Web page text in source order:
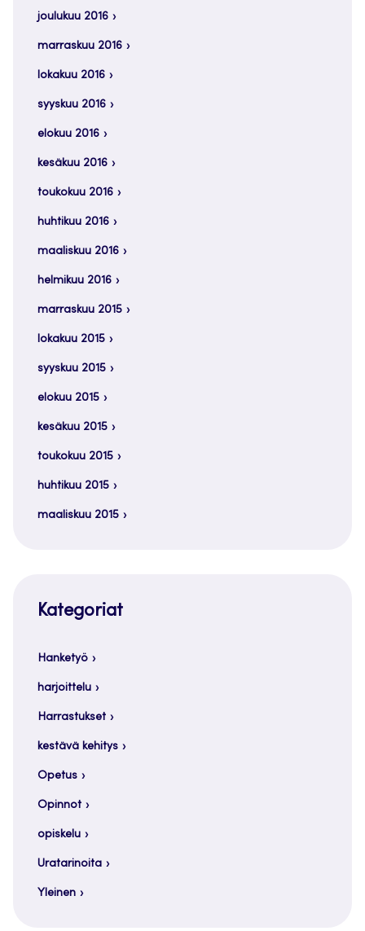
joulukuu 2016
marraskuu 2016
lokakuu 2016
syyskuu 2016
elokuu 2016
kesäkuu 2016
toukokuu 2016
huhtikuu 2016
maaliskuu 2016
helmikuu 2016
marraskuu 2015
lokakuu 2015
syyskuu 2015
elokuu 2015
kesäkuu 2015
toukokuu 2015
huhtikuu 2015
maaliskuu 2015
Kategoriat
Hanketyö
harjoittelu
Harrastukset
kestävä kehitys
Opetus
Opinnot
opiskelu
Uratarinoita
Yleinen